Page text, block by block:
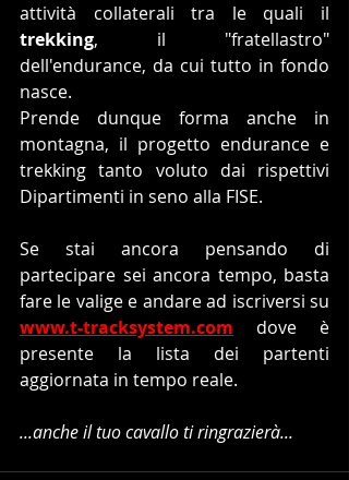
trekking, il "fratellastro"
dell'endurance, da cui tutto in fondo
nasce.
Prende dunque forma anche in
montagna, il progetto endurance e
trekking tanto voluto dai rispettivi
Dipartimenti in seno alla FISE.
Se stai ancora pensando di
partecipare sei ancora tempo, basta
www.t-tracksystem.com dove è
presente la lista dei partenti
aggiornata in tempo reale.
...anche il tuo cavallo ti ringrazierà...